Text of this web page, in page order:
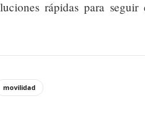
rápidas para
movilidad